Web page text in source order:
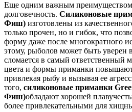
Еще одним важным преимуществом
долговечность. Силиконовые
Фиш) изготовлены из
только прочен, но и гибок, что
форму даже после многократного
этому, рыболов может быть уверен
сломается в самый ответственный
цвета и формы приманки повышают
привлекая рыбу и вызывая ее
того, силиконовые приманки
Фиш)обладают хорошей
более привлекательными для